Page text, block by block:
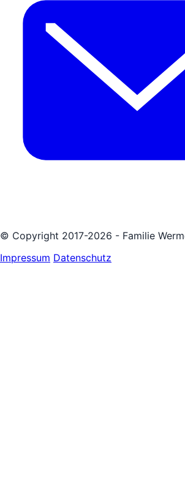
© Copyright 2017-2026 - Familie
Impressum Datenschutz